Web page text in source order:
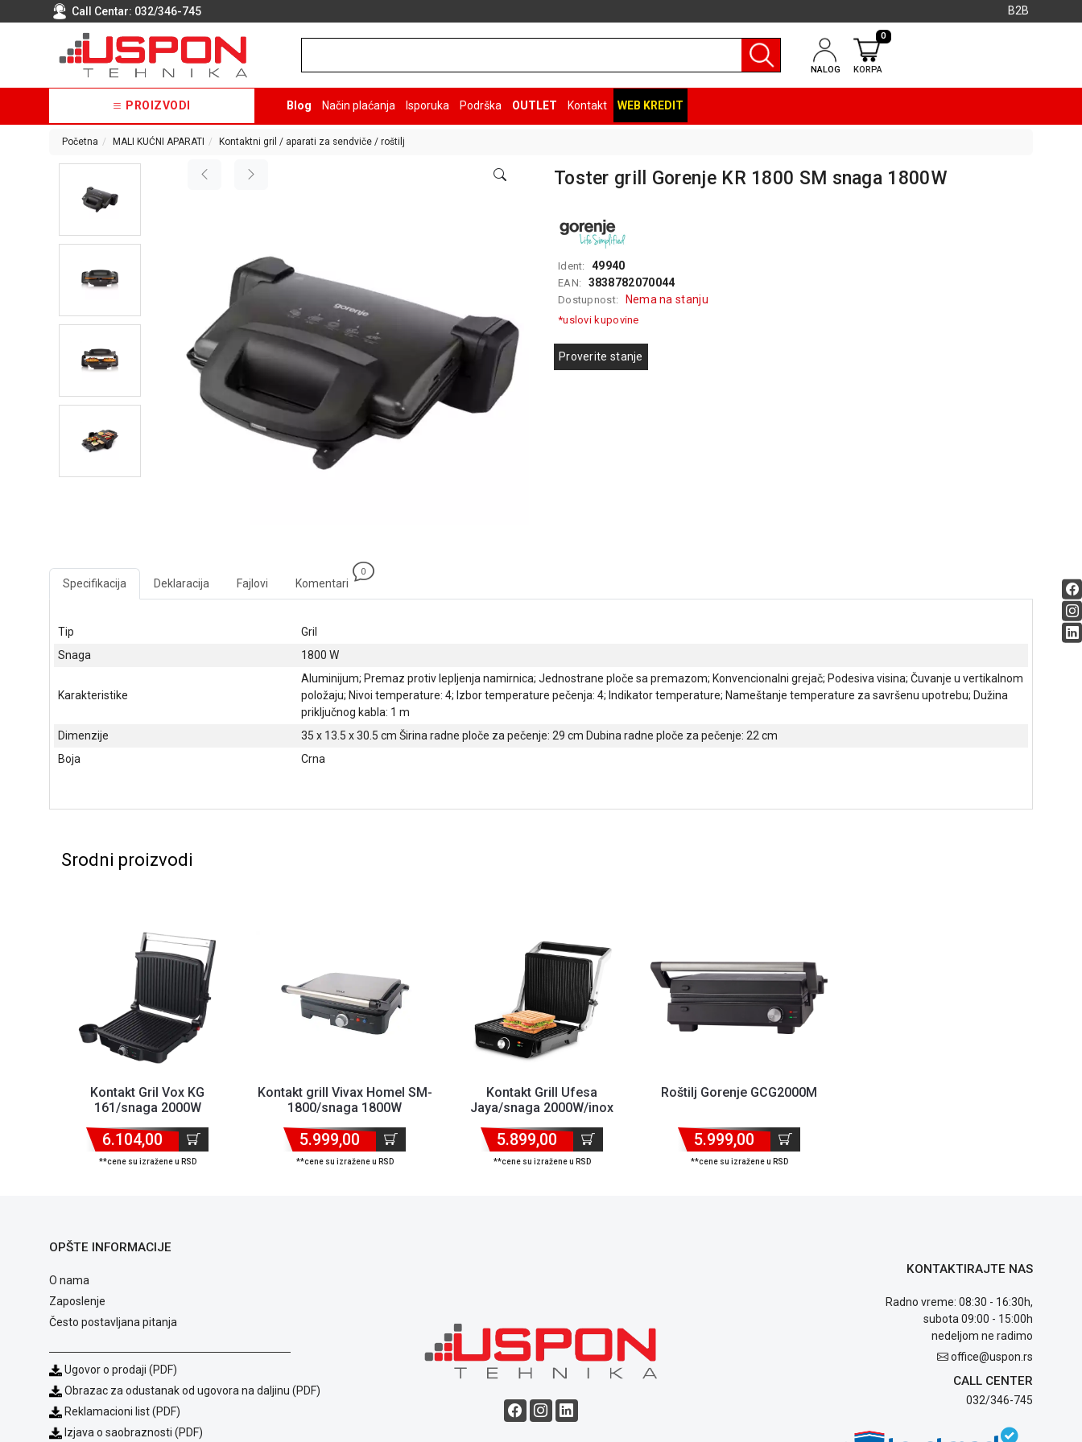
Call Centar: 032/346-745 B2B
NALOG KORPA
0
PROIZVODI Blog Način plaćanja Isporuka Podrška OUTLET Kontakt WEB KREDIT
Početna MALI KUĆNI APARATI Kontaktni gril / aparati za sendviče / roštilj
Toster grill Gorenje KR 1800 SM snaga 1800W
Ident: 49940
EAN: 3838782070044
Dostupnost: Nema na stanju
*uslovi kupovine
Proverite stanje
Specifikacija Deklaracija Fajlovi Komentari
0
Tip
Gril
Snaga
1800 W
Karakteristike
Aluminijum; Premaz protiv lepljenja namirnica; Jednostrane ploče sa premazom; Konvencionalni grejač; Podesiva visina; Čuvanje u vertikalnom
položaju; Nivoi temperature: 4; Izbor temperature pečenja: 4; Indikator temperature; Nameštanje temperature za savršenu upotrebu; Dužina
priključnog kabla: 1 m
Dimenzije
35 x 13.5 x 30.5 cm Širina radne ploče za pečenje: 29 cm Dubina radne ploče za pečenje: 22 cm
Boja
Crna
Srodni proizvodi
Kontakt Gril Vox KG
161/snaga 2000W
6.104,00
**cene su izražene u RSD
Kontakt grill Vivax Homel SM-
1800/snaga 1800W
5.999,00
**cene su izražene u RSD
Kontakt Grill Ufesa
Jaya/snaga 2000W/inox
5.899,00
**cene su izražene u RSD
Roštilj Gorenje GCG2000M
5.999,00
**cene su izražene u RSD
OPŠTE INFORMACIJE
O nama
Zaposlenje
Često postavljana pitanja
Ugovor o prodaji (PDF)
Obrazac za odustanak od ugovora na daljinu (PDF)
Reklamacioni list (PDF)
Izjava o saobraznosti (PDF)
KONTAKTIRAJTE NAS
Radno vreme: 08:30 - 16:30h,
subota 09:00 - 15:00h
nedeljom ne radimo
office@uspon.rs
CALL CENTER
032/346-745